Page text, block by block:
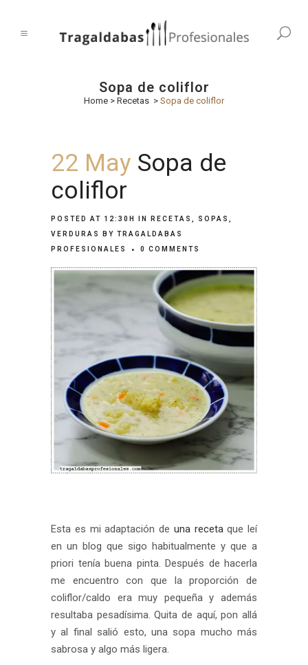
Sopa de coliflor
Home > Recetas > Sopa de coliflor
22 May Sopa de
coliflor
POSTED AT 12:30H IN RECETAS SOPAS
VERDURAS
BY TRAGALDABAS
PROFESIONALES
0 COMMENTS
Esta es mi adaptación de una recetaque leí
en un blog que sigo habitualmente y que a
priori tenía buena pinta. Después de hacerla
me encuentro con que la proporción de
coliflor/caldo era muy pequeña y además
resultaba pesadísima. Quita de aquí, pon allá
y al final salió esto, una sopa mucho más
sabrosa y algo más ligera.